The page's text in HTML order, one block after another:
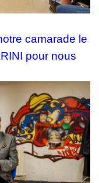
camarade le
pour nous